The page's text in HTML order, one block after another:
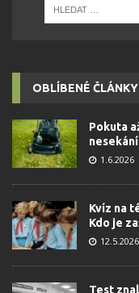
OBLÍBENÉ ČLÁNKY
Pokuta
1.6.2026
Kvíz na
Kdo je
12.5.2026
Test